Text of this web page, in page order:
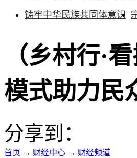
铸牢中华民族共同体意识
（乡村行·
模式助力民
分享到：
首页 → 财经中心 → 财经频道